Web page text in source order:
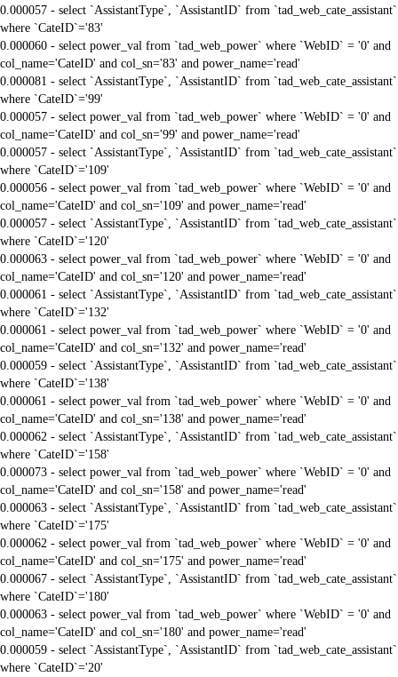
0.000057 - select `AssistantType`, `AssistantID` from `tad_web_cate_assistant`
where `CateID`='83'
0.000060 - select power_val from `tad_web_power` where `WebID` = '0' and
col_name='CateID' and col_sn='83' and power_name='read'
0.000081 - select `AssistantType`, `AssistantID` from `tad_web_cate_assistant`
where `CateID`='99'
0.000057 - select power_val from `tad_web_power` where `WebID` = '0' and
col_name='CateID' and col_sn='99' and power_name='read'
0.000057 - select `AssistantType`, `AssistantID` from `tad_web_cate_assistant`
where `CateID`='109'
0.000056 - select power_val from `tad_web_power` where `WebID` = '0' and
col_name='CateID' and col_sn='109' and power_name='read'
0.000057 - select `AssistantType`, `AssistantID` from `tad_web_cate_assistant`
where `CateID`='120'
0.000063 - select power_val from `tad_web_power` where `WebID` = '0' and
col_name='CateID' and col_sn='120' and power_name='read'
0.000061 - select `AssistantType`, `AssistantID` from `tad_web_cate_assistant`
where `CateID`='132'
0.000061 - select power_val from `tad_web_power` where `WebID` = '0' and
col_name='CateID' and col_sn='132' and power_name='read'
0.000059 - select `AssistantType`, `AssistantID` from `tad_web_cate_assistant`
where `CateID`='138'
0.000061 - select power_val from `tad_web_power` where `WebID` = '0' and
col_name='CateID' and col_sn='138' and power_name='read'
0.000062 - select `AssistantType`, `AssistantID` from `tad_web_cate_assistant`
where `CateID`='158'
0.000073 - select power_val from `tad_web_power` where `WebID` = '0' and
col_name='CateID' and col_sn='158' and power_name='read'
0.000063 - select `AssistantType`, `AssistantID` from `tad_web_cate_assistant`
where `CateID`='175'
0.000062 - select power_val from `tad_web_power` where `WebID` = '0' and
col_name='CateID' and col_sn='175' and power_name='read'
0.000067 - select `AssistantType`, `AssistantID` from `tad_web_cate_assistant`
where `CateID`='180'
0.000063 - select power_val from `tad_web_power` where `WebID` = '0' and
col_name='CateID' and col_sn='180' and power_name='read'
0.000059 - select `AssistantType`, `AssistantID` from `tad_web_cate_assistant`
where `CateID`='20'